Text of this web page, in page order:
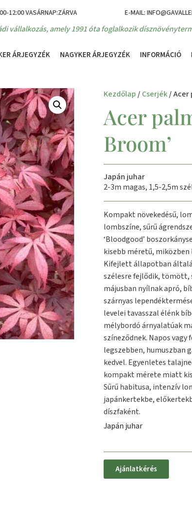
12:00 VASÁRNAP:ZÁRVA E-MAIL:
vállalkozás, amely 1991 óta foglalkozik
ÁRJEGYZÉK NAGYKER ÁRJEGYZÉK INFORMÁCIÓ
Kezdőlap /Cserjék/ Acer
Acer
Broom’
Japán juhar
2-3m magas, 1,5-2,5m
Kompakt növekedésű,
lombszíne, sűrű
‘Bloodgood’
kisebb méretű,
Kifejlett állapotban
szélesre fejlődik, tömött,
májusban nyílnak apró,
szárnyas
levelei tavasszal élénk
mélybordó árnyalatúak
színeződnek. Napos
legszebben, humuszban
kedvel. Egyenletes
kompakt mérete miatt
Sűrű habitusa, intenzív
japánkertekbe,
díszfaként.
Japán juhar
Ajánlatkérés